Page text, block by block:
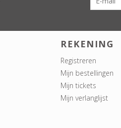
REKENING
Registreren
Mijn bestellingen
Mijn tickets
Mijn verlanglijst